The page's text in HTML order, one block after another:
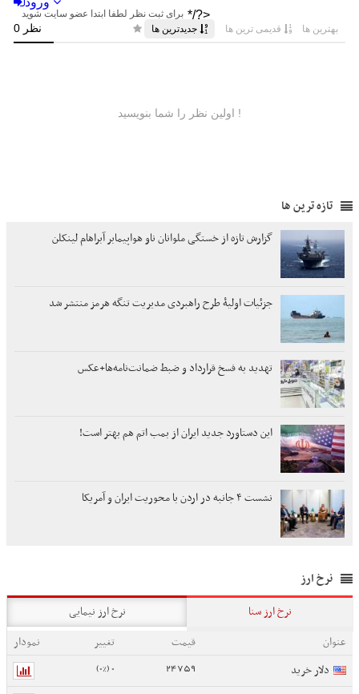
تازه ترین ها
گزارش تازه از خستگی ملوانان ناو هواپیمابر آبراهام لینکلن
جزئیات اولیۀ طرح راهبردی مدیریت تنگه هرمز منتشر شد
تهدید به فسخ قرارداد و ضبط ضمانت‌نامه‌ها+عکس
این دستاورد جدید ایران از بمب اتم هم بهتر است!
نشست ۴ جانبه در اردن با محوریت ایران و آمریکا
نرخ ارز
نرخ ارز سنا
نرخ ارز نیمایی
عنوان
قیمت تغییر
نمودار
دلار خرید
24759
0 (0%)